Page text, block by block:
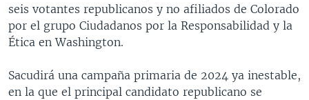
seis votantes republicanos y no afiliados de Colorado
por el grupo Ciudadanos por la Responsabilidad y la
Ética en Washington.
Sacudirá una campaña primaria de 2024 ya inestable,
en la que el principal candidato republicano se